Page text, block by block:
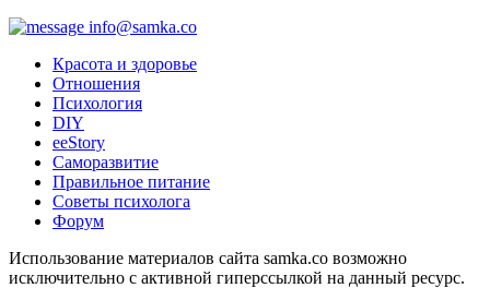
info@samka.co
Красота и здоровье
Отношения
Психология
DIY
ееStory
Саморазвитие
Правильное питание
Советы психолога
Форум
Использование материалов сайта samka.co возможно
исключительно с активной гиперссылкой на данный ресурс.